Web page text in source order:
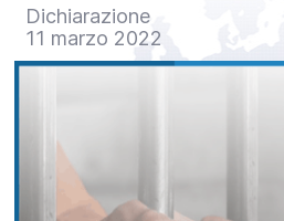
Dichiarazione
11 marzo 2022